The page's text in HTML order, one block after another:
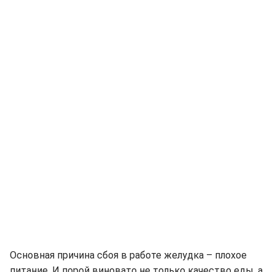
Основная причина сбоя в работе желудка – плохое